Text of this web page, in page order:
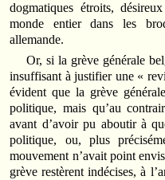
dogmatiques étroits,
monde entier dans les
allemande.
Or, si la grève générale
insuffisant à justifier une «
évident que la grève
politique, mais qu’au
avant d’avoir pu aboutir à
politique, ou, plus
mouvement n’avait point
grève restèrent indécises, à